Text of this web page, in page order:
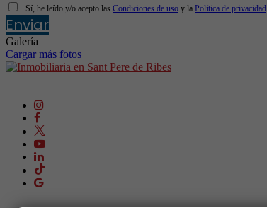
Sí, he leído y/o acepto las Condiciones de uso y la Política de privacidad
Enviar
Galería
Cargar más fotos